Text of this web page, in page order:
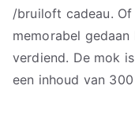
/bruiloft cadeau.
memorabel
verdiend. De mok
een inhoud van 300